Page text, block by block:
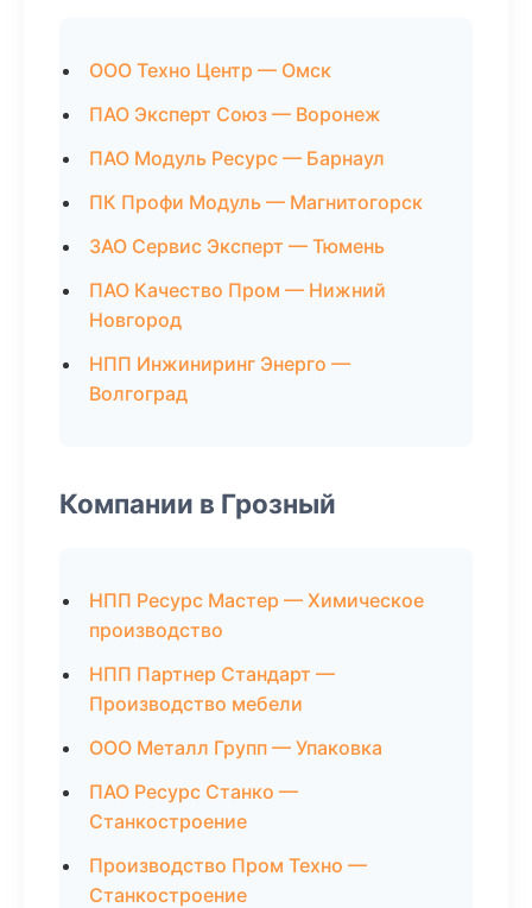
ООО Техно Центр — Омск
ПАО Эксперт Союз — Воронеж
ПАО Модуль Ресурс — Барнаул
ПК Профи Модуль — Магнитогорск
ЗАО Сервис Эксперт — Тюмень
ПАО Качество Пром — Нижний
Новгород
НПП Инжиниринг Энерго —
Волгоград
Компании в Грозный
НПП Ресурс Мастер — Химическое
производство
НПП Партнер Стандарт —
Производство мебели
ООО Металл Групп — Упаковка
ПАО Ресурс Станко —
Станкостроение
Производство Пром Техно —
Станкостроение